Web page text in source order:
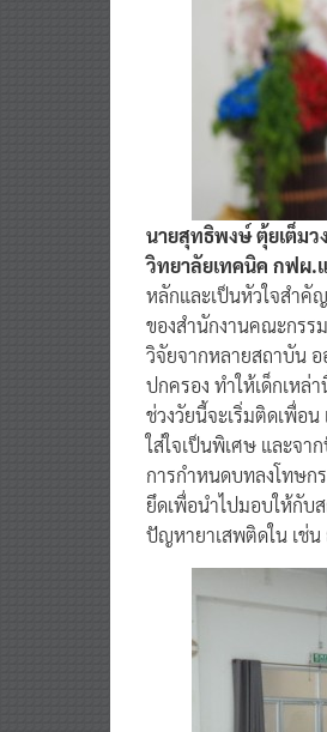
นายสุทธิพงษ์ ตุ้ยเต็มว
วิทยาลัยเทคนิค กฟผ.
หลักและเป็นหัวใจสำ
ของสำนักงานคณะกรร
วิจัยจากหลายสถาบัน
ปกครอง ทำให้เด็กเหล่
ช่วงวัยนี้จะเริ่มติดเพื่อน
ใส่ใจเป็นพิเศษ และจ
การกำหนดบทลงโทษ
ยึดเพื่อนําไปมอบให้กับ
ปัญหายาเสพติดใน เช่น